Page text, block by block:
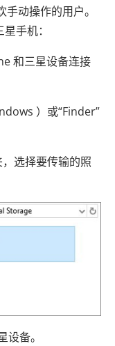
动操作的用户。
手机：
和三星设备连接
）或“Finder”
选择要传输的照
备。